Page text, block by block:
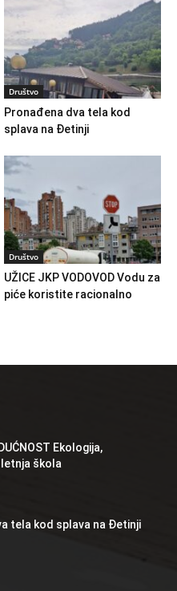
Društvo
Pronađena dva tela kod
splava na Đetinji
Društvo
UŽICE JKP VODOVOD Vodu za
piće koristite racionalno
Ekologija,
škola
tela kod splava na Đetinji